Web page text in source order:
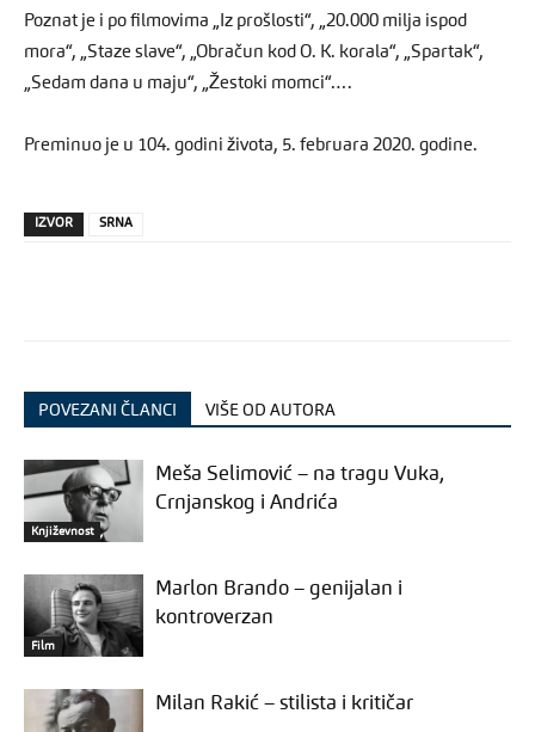
Poznat je i po filmovima „Iz prošlosti“, „20.000 milja ispod
mora“, „Staze slave“, „Obračun kod O. K. korala“, „Spartak“,
„Sedam dana u maju“, „Žestoki momci“….
Preminuo je u 104. godini života, 5. februara 2020. godine.
IZVOR SRNA
POVEZANI ČLANCI VIŠE OD AUTORA
Književnost
Meša Selimović – na tragu Vuka,
Crnjanskog i Andrića
Film
Marlon Brando – genijalan i
kontroverzan
Milan Rakić – stilista i kritičar